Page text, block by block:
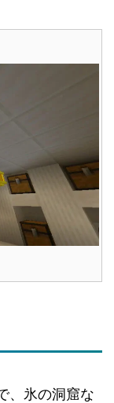
、氷の洞窟な